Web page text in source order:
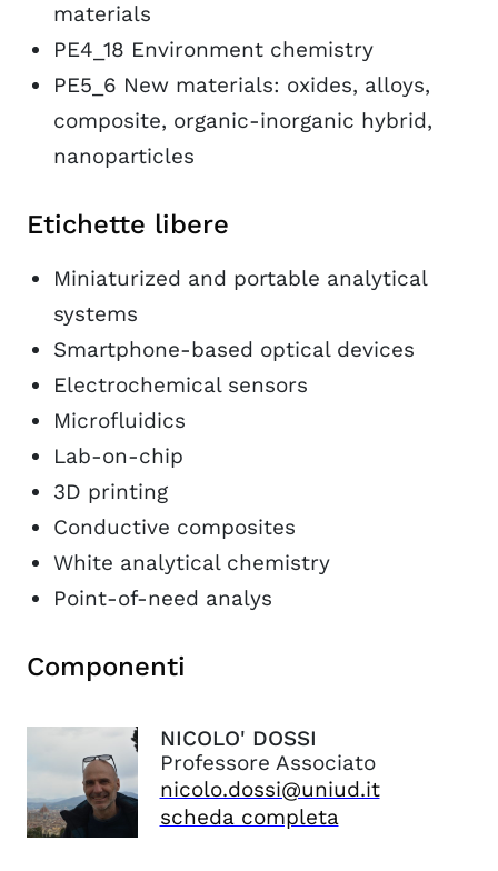
materials
PE4_18 Environment chemistry
PE5_6 New materials: oxides, alloys,
composite, organic-inorganic hybrid,
nanoparticles
Etichette libere
Miniaturized and portable analytical
systems
Smartphone-based optical devices
Electrochemical sensors
Microfluidics
Lab-on-chip
3D printing
Conductive composites
White analytical chemistry
Point-of-need analys
Componenti
NICOLO' DOSSI
Professore Associato
nicolo.dossi@uniud.it
scheda completa